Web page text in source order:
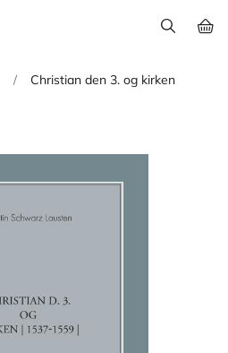
/ Christian den 3. og kirken